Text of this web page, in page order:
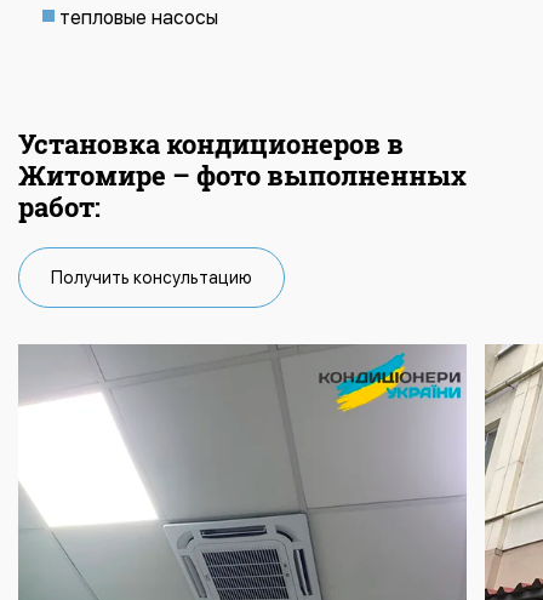
тепловые насосы
Установка кондиционеров в
Житомире – фото выполненных
работ:
Получить консультацию